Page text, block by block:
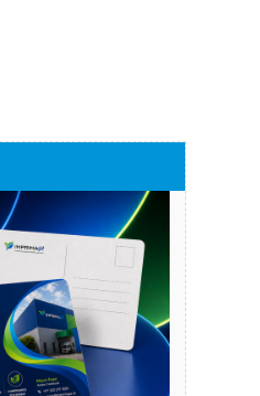
a tus emociones
postales.
Comprar